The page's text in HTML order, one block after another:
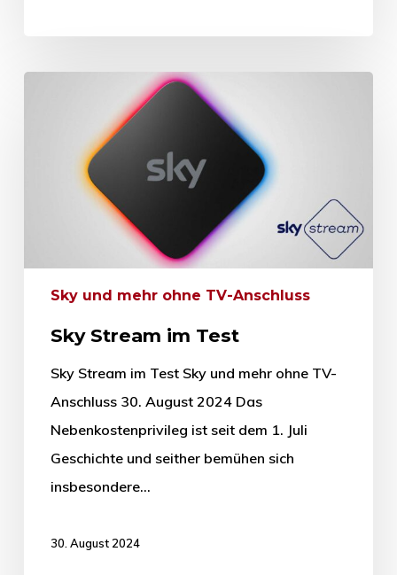
Sky und mehr ohne TV-Anschluss
Sky Stream im Test
Sky Stream im Test Sky und mehr ohne TV-
Anschluss 30. August 2024 Das
Nebenkostenprivileg ist seit dem 1. Juli
Geschichte und seither bemühen sich
insbesondere…
30. August 2024